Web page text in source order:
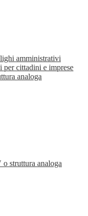
amministrativi
cittadini e imprese
analoga
struttura analoga